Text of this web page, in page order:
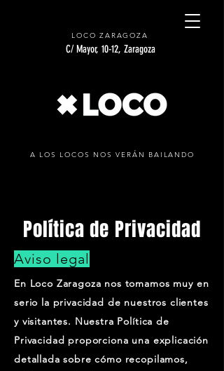
C/ Mayor, 10-12, Zaragoza
A LOS LOCOS NOS VERÁN BAILANDO
LOCO ZARAGOZA
Política de Privacidad
Aviso legal
En Loco Zaragoza nos tomamos muy en
serio la privacidad de nuestros clientes
y visitantes. Nuestra Política de
Privacidad proporciona una explicación
detallada sobre cómo recopilamos,